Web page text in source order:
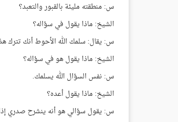
س: منطقته مليئة بالقبور والتعبد؟
الشيخ: ماذا يقول في سؤاله؟
س: يقال: سلمك الله الأحوط أنك تترك
الشيخ: ماذا يقول هو في سؤاله؟
س: نفس السؤال الله يسلمك.
الشيخ: ماذا يقول أعده؟
س: يقول سؤالي هو أنه ينشرح صدري إذا